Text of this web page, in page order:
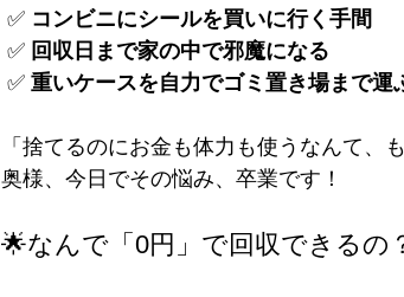
✅ コンビニにシールを買いに行く手間
✅ 回収日まで家の中で邪魔になる
✅ 重いケースを自力でゴミ置き場まで運
「捨てるのにお金も体力も使うなんて
奥様、今日でその悩み、卒業です！
🌟なんで「0円」で回収できるの